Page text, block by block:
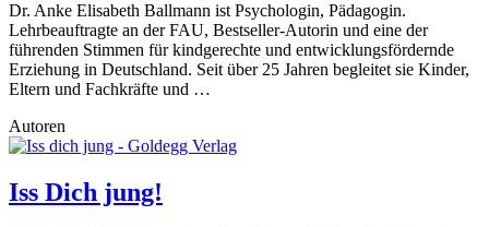
Dr. Anke Elisabeth Ballmann ist Psychologin, Pädagogin.
Lehrbeauftragte an der FAU, Bestseller-Autorin und eine der
führenden Stimmen für kindgerechte und entwicklungsfördernde
Erziehung in Deutschland. Seit über 25 Jahren begleitet sie Kinder,
Eltern und Fachkräfte und …
Autoren
Iss Dich jung!